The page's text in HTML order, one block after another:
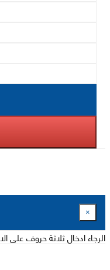
×
الرجاء ادخال ثلاثة حروف على